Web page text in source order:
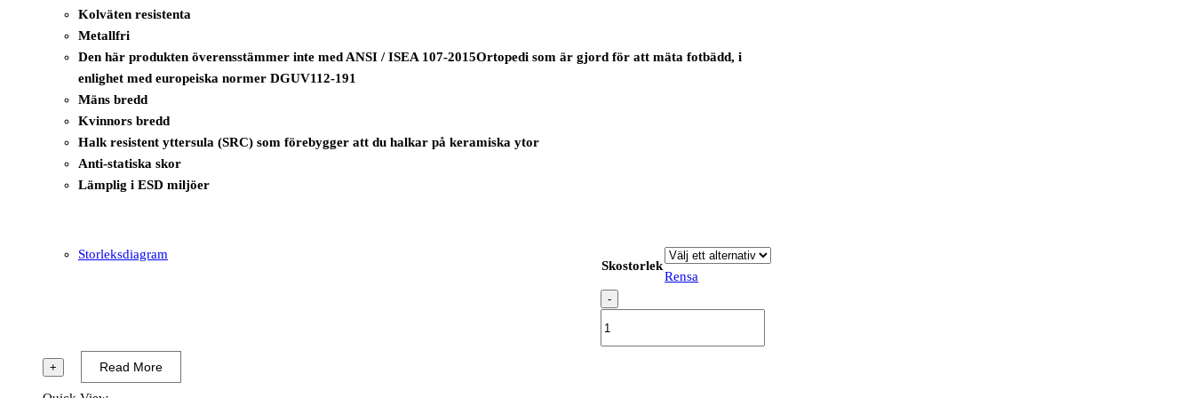
Kolväten resistenta
Metallfri
Den här produkten överensstämmer inte med ANSI / ISEA 107-2015Ortopedi som är gjord för att mäta fotbädd, i
enlighet med europeiska normer DGUV112-191
Mäns bredd
Kvinnors bredd
Halk resistent yttersula (SRC) som förebygger att du halkar på keramiska ytor
Anti-statiska skor
Lämplig i ESD miljöer
Storleksdiagram
Skostorlek
Rensa
-
+ Read More